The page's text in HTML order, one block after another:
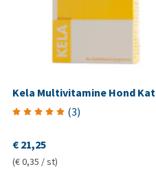
Kela Multivitamine Hond Kat
(3)
€ 21,25
(€ 0,35 / st)